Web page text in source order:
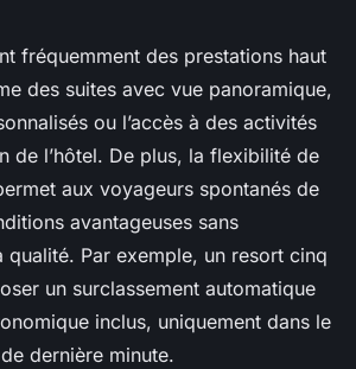
fréquemment des prestations haut
des suites avec vue panoramique,
ou l’accès à des activités
de l’hôtel. De plus, la flexibilité de
aux voyageurs spontanés de
avantageuses sans
qualité. Par exemple, un resort cinq
un surclassement automatique
inclus, uniquement dans le
dernière minute.